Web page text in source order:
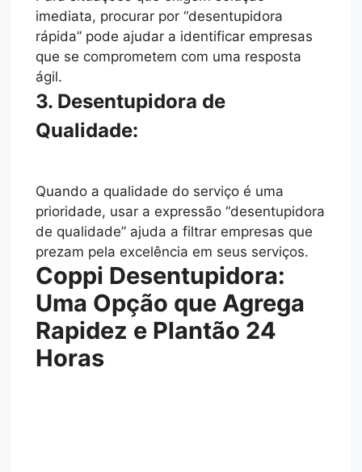
imediata, procurar por “desentupidora
rápida” pode ajudar a identificar empresas
que se comprometem com uma resposta
ágil.
3. Desentupidora de
Qualidade:
Quando a qualidade do serviço é uma
prioridade, usar a expressão “desentupidora
de qualidade” ajuda a filtrar empresas que
prezam pela excelência em seus serviços.
Coppi Desentupidora:
Uma Opção que Agrega
Rapidez e Plantão 24
Horas